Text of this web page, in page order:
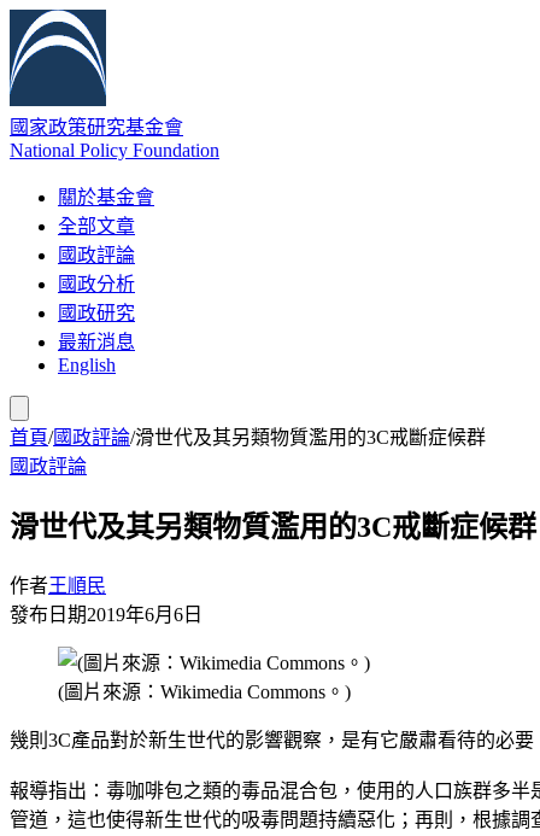
國家政策研究基金會
National Policy Foundation
關於基金會
全部文章
國政評論
國政分析
國政研究
最新消息
English
首頁/國政評論/滑世代及其另類物質濫用的3C戒斷症候群
國政評論
滑世代及其另類物質濫用的3C戒斷症候群
作者王順民
發布日期2019年6月6日
(圖片來源：Wikimedia Commons。)
幾則3C產品對於新生世代的影響觀察，是有它嚴肅看待的必要
報導指出：毒咖啡包之類的毒品混合包，使用的人口族群多
管道，這也使得新生世代的吸毒問題持續惡化；再則，根據